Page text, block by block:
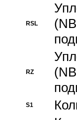
RSL
RZ
S1